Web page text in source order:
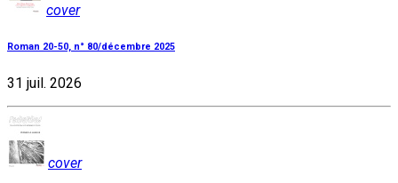
cover
Roman 20-50, n° 80/décembre 2025
31 juil. 2026
cover